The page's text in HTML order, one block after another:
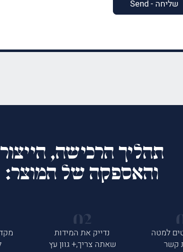
תהליך הרכישה, הייצור
והאספקה של המוצר:
למטה
קשר
נדייק את המידות
שאתה צריך,+ גוון עץ